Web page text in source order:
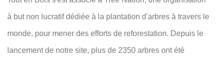
à but non lucratif dédiée à la plantation d'arbres à travers le
monde, pour mener des efforts de reforestation. Depuis le
lancement de notre site, plus de 2350 arbres ont été